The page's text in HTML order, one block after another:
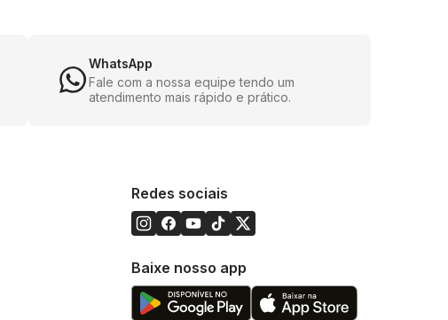
WhatsApp
Fale com a nossa equipe tendo um
atendimento mais rápido e prático.
Redes sociais
Baixe nosso app